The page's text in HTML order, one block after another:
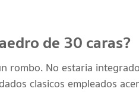
de 30 caras?
No estaria
clasicos empleados